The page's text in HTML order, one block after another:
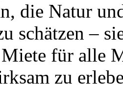
die Natur
schätzen –
für alle
zu